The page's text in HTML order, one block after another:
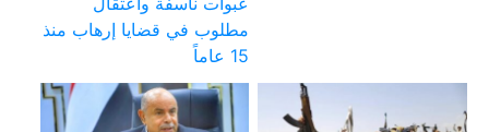
مطلوب في قضايا إرهاب منذ
15 عاماً